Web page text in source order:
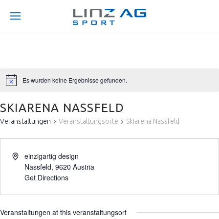
Es wurden keine Ergebnisse gefunden.
SKIARENA NASSFELD
Veranstaltungen Veranstaltungsorte Skiarena Nassfeld
einzigartig design
Nassfeld, 9620 Austria
Get Directions
Veranstaltungen at this veranstaltungsort